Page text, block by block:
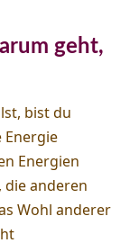
geht,
bist du
Energien
die anderen
Wohl anderer